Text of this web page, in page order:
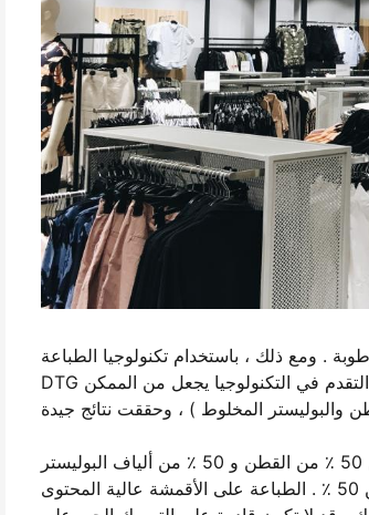
. ومع ذلك ، باستخدام تكنولوجيا الطباعة
DTG قد يكون أكثر صعوبة لأن البوليستر لا تمتص الحبر بسهولة ، مما يؤدي إلى ظهور يتلاشى . التقدم في التكنولوجيا يجعل من الممكن
عادة ، فمن المستحسن استخدام مزيج من ما لا يقل عن 50 ٪ من القطن و 50 ٪ من ألياف البوليستر DTG الطباعة . DTG الطباعة
يمكن أن تكون أكثر صعوبة إذا كانت نسبة من ألياف البوليستر في مزيج النسيج هو أكثر من 50 ٪ . الطباعة على الأقمشة عالية المحتوى